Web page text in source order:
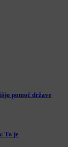
pomoč države
To je